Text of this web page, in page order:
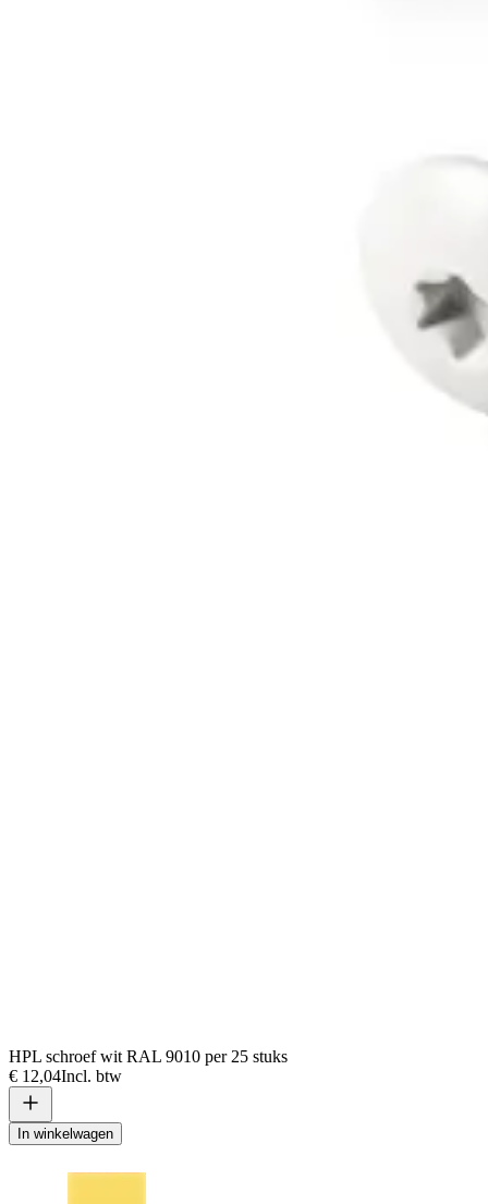
HPL schroef wit RAL 9010 per 25 stuks
€ 12,04Incl. btw
In winkelwagen